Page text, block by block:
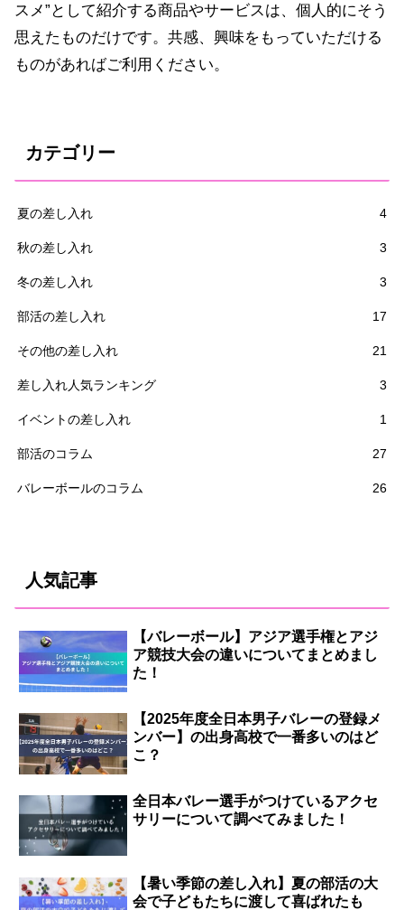
スメ”として紹介する商品やサービスは、個人的にそう
思えたものだけです。共感、興味をもっていただける
ものがあればご利用ください。
カテゴリー
夏の差し入れ 4
秋の差し入れ 3
冬の差し入れ 3
部活の差し入れ 17
その他の差し入れ 21
差し入れ人気ランキング 3
イベントの差し入れ 1
部活のコラム 27
バレーボールのコラム 26
人気記事
【バレーボール】アジア選手権とアジ
ア競技大会の違いについてまとめまし
た！
【2025年度全日本男子バレーの登録メ
ンバー】の出身高校で一番多いのはど
こ？
全日本バレー選手がつけているアクセ
サリーについて調べてみました！
【暑い季節の差し入れ】夏の部活の大
会で子どもたちに渡して喜ばれたも